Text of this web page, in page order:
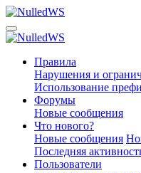
Правила
Нарушения и
Использование
Форумы
Новые сообщения
Что нового?
Новые сообщения
Последняя
Пользователи